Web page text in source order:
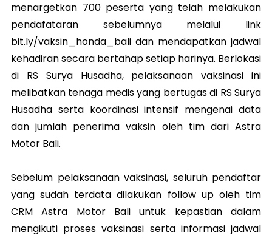
menargetkan 700 peserta yang telah melakukan
pendafataran sebelumnya melalui link
bit.ly/vaksin_honda_bali dan mendapatkan jadwal
kehadiran secara bertahap setiap harinya. Berlokasi
di RS Surya Husadha, pelaksanaan vaksinasi ini
melibatkan tenaga medis yang bertugas di RS Surya
Husadha serta koordinasi intensif mengenai data
dan jumlah penerima vaksin oleh tim dari Astra
Motor Bali.
Sebelum pelaksanaan vaksinasi, seluruh pendaftar
yang sudah terdata dilakukan follow up oleh tim
CRM Astra Motor Bali untuk kepastian dalam
mengikuti proses vaksinasi serta informasi jadwal